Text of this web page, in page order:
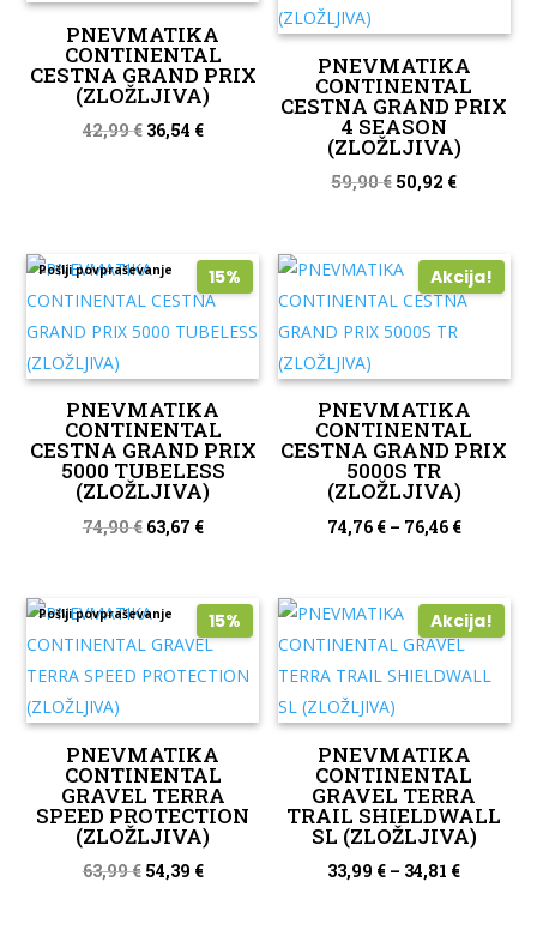
PNEVMATIKA
CONTINENTAL
CESTNA GRAND PRIX
(ZLOŽLJIVA)
42,99€ Izvirna
36,54 €Trenutna
PNEVMATIKA
CONTINENTAL
CESTNA GRAND PRIX
4 SEASON
(ZLOŽLJIVA)
59,90€ Izvirna
bila:
59,90 €.
50,92 €Trenutna
50,92 €.
Pošlji povpraševanje 15%
PNEVMATIKA
CONTINENTAL
CESTNA GRAND PRIX
5000 TUBELESS
(ZLOŽLJIVA)
74,90€ Izvirna
bila:
74,90 €.
63,67 €Trenutna
63,67 €.
Akcija!
PNEVMATIKA
CONTINENTAL
CESTNA GRAND PRIX
5000S TR
(ZLOŽLJIVA)
74,76 €– 76,46 €
Pošlji povpraševanje 15%
PNEVMATIKA
CONTINENTAL
GRAVEL TERRA
SPEED PROTECTION
(ZLOŽLJIVA)
63,99€ Izvirna
54,39 €Trenutna
Akcija!
PNEVMATIKA
CONTINENTAL
GRAVEL TERRA
TRAIL SHIELDWALL
SL (ZLOŽLJIVA)
33,99 € – 34,81 €